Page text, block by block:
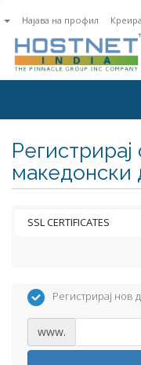
Најава на профил
Регистрирај
македонски
Регистрирај нов
www.